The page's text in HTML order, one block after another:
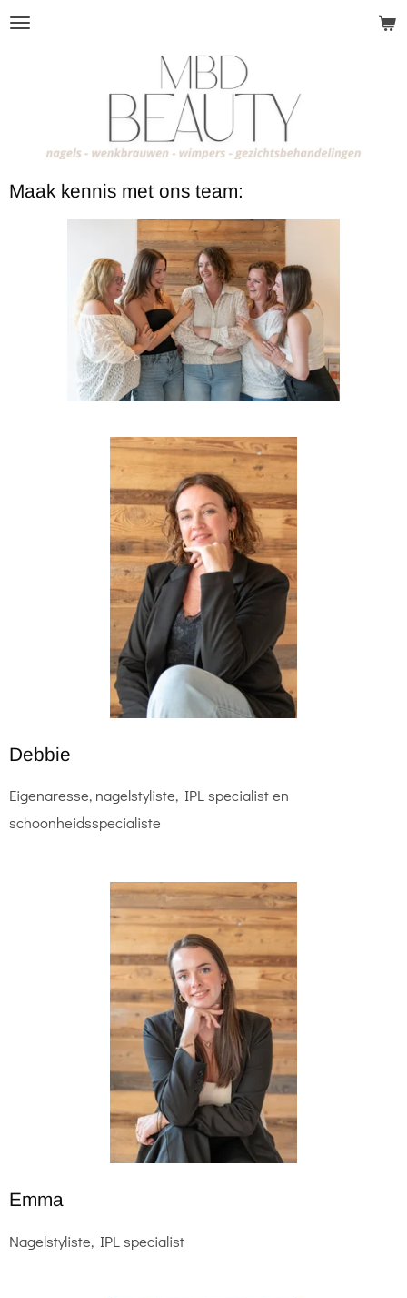
Ga
Maak kennis met ons team:
Debbie
Eigenaresse, nagelstyliste, IPL specialist en
schoonheidsspecialiste
Emma
Nagelstyliste, IPL specialist